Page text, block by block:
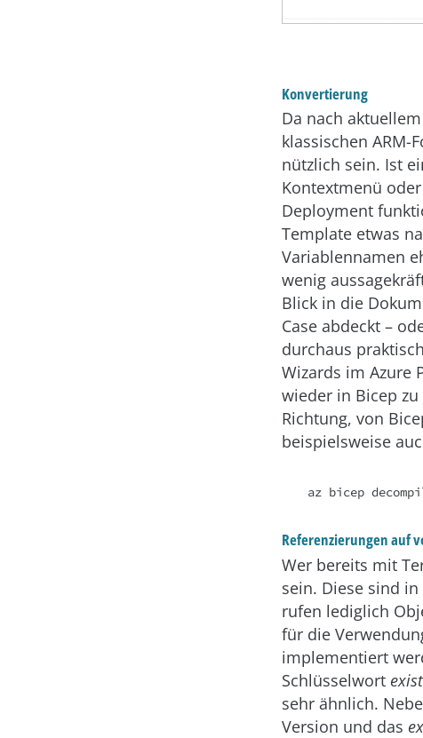
Konvertierung
Da nach
klassischen
nützlich sein. Ist
Kontextmenü
Deployment
Template etwas
Variablennamen
wenig
Blick in die
Case abdeckt –
durchaus
Wizards im Azure
wieder in Bicep
Richtung, von
beispielsweise
Referenzierungen auf
Wer bereits mit
sein. Diese sind
rufen lediglich
für die
implementiert
Schlüsselwort
sehr ähnlich.
Version und das